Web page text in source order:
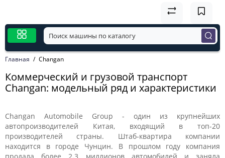
Главная Changan
Коммерческий и грузовой транспорт
Changan: модельный ряд и характеристики
Changan Automobile Group - один из крупнейших
автопроизводителей Китая, входящий в топ-20
производителей страны. Штаб-квартира компании
находится в городе Чунцин. В прошлом году компания